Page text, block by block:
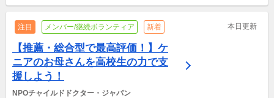
注目 メンバー/継続ボランティア 新着 本日更新
【推薦・総合型で最高評価！】ケ
ニアのお母さんを高校生の力で支
援しよう！
NPOチャイルドドクター・ジャパン